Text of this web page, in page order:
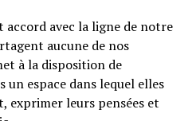
avec la ligne de notre
aucune de nos
à la disposition de
espace dans lequel elles
exprimer leurs pensées et